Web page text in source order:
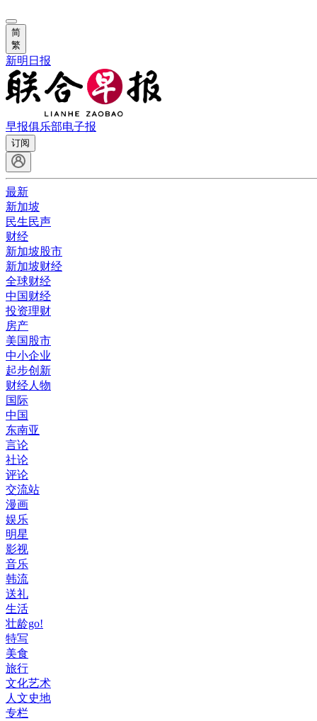
简
繁
新明日报
早报俱乐部电子报
订阅
最新
新加坡
民生民声
财经
新加坡股市
新加坡财经
全球财经
中国财经
投资理财
房产
美国股市
中小企业
起步创新
财经人物
国际
中国
东南亚
言论
社论
评论
交流站
漫画
娱乐
明星
影视
音乐
韩流
送礼
生活
壮龄go!
特写
美食
旅行
文化艺术
人文史地
专栏